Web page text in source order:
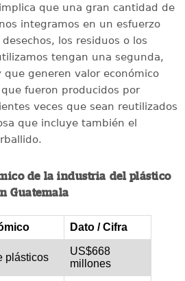
que una gran cantidad de
integramos en un esfuerzo
los residuos o los
tengan una segunda,
generen valor económico
fueron producidos por
veces que sean reutilizados
que incluye también el
de la industria del plástico
Guatemala
Dato / Cifra
plásticos
US$668
millones